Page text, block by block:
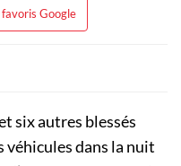
Google
six autres blessés
véhicules dans la nuit